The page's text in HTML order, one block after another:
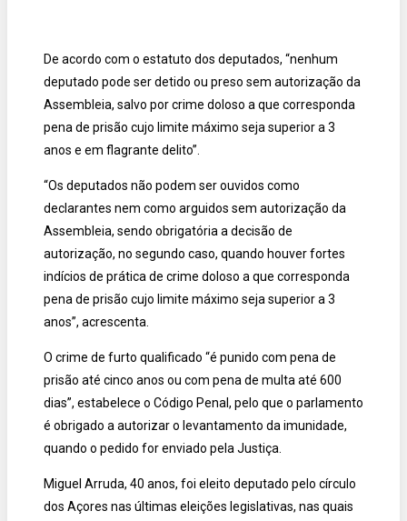
De acordo com o estatuto dos deputados, “nenhum
deputado pode ser detido ou preso sem autorização da
Assembleia, salvo por crime doloso a que corresponda
pena de prisão cujo limite máximo seja superior a 3
anos e em flagrante delito”.
“Os deputados não podem ser ouvidos como
declarantes nem como arguidos sem autorização da
Assembleia, sendo obrigatória a decisão de
autorização, no segundo caso, quando houver fortes
indícios de prática de crime doloso a que corresponda
pena de prisão cujo limite máximo seja superior a 3
anos”, acrescenta.
O crime de furto qualificado “é punido com pena de
prisão até cinco anos ou com pena de multa até 600
dias”, estabelece o Código Penal, pelo que o parlamento
é obrigado a autorizar o levantamento da imunidade,
quando o pedido for enviado pela Justiça.
Miguel Arruda, 40 anos, foi eleito deputado pelo círculo
dos Açores nas últimas eleições legislativas, nas quais